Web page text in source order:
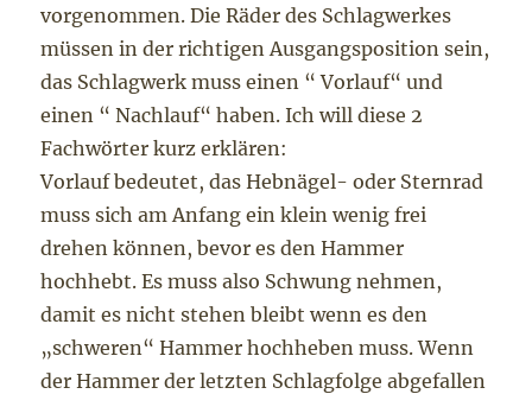
vorgenommen. Die Räder des Schlagwerkes
müssen in der richtigen Ausgangsposition sein,
das Schlagwerk muss einen “ Vorlauf“ und
einen “ Nachlauf“ haben. Ich will diese 2
Fachwörter kurz erklären:
Vorlauf bedeutet, das Hebnägel- oder Sternrad
muss sich am Anfang ein klein wenig frei
drehen können, bevor es den Hammer
hochhebt. Es muss also Schwung nehmen,
damit es nicht stehen bleibt wenn es den
„schweren“ Hammer hochheben muss. Wenn
der Hammer der letzten Schlagfolge abgefallen